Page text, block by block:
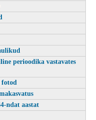
perioodika vastavates
fotod
ndat aastat